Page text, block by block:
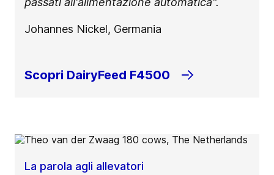
Johannes Nickel, Germania
Scopri DairyFeed F4500
La parola agli allevatori